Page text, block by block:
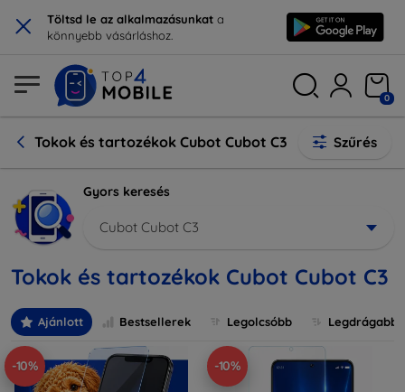
× Töltsd le az alkalmazásunkat a
könnyebb vásárláshoz.
0
Tokok és tartozékok Cubot Cubot C3 Szűrés
Gyors keresés
Cubot Cubot C3
Tokok és tartozékok Cubot Cubot C3
Ajánlott Bestsellerek Legolcsóbb Legdrágabb
-10% -10%